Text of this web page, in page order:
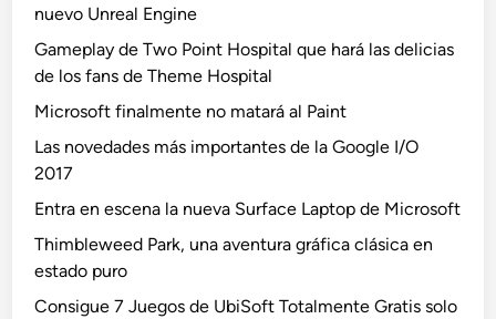
nuevo Unreal Engine
Gameplay de Two Point Hospital que hará las delicias
de los fans de Theme Hospital
Microsoft finalmente no matará al Paint
Las novedades más importantes de la Google I/O
2017
Entra en escena la nueva Surface Laptop de Microsoft
Thimbleweed Park, una aventura gráfica clásica en
estado puro
Consigue 7 Juegos de UbiSoft Totalmente Gratis solo